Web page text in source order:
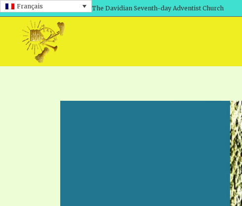
Français The Davidian Seventh-day Adventist Church